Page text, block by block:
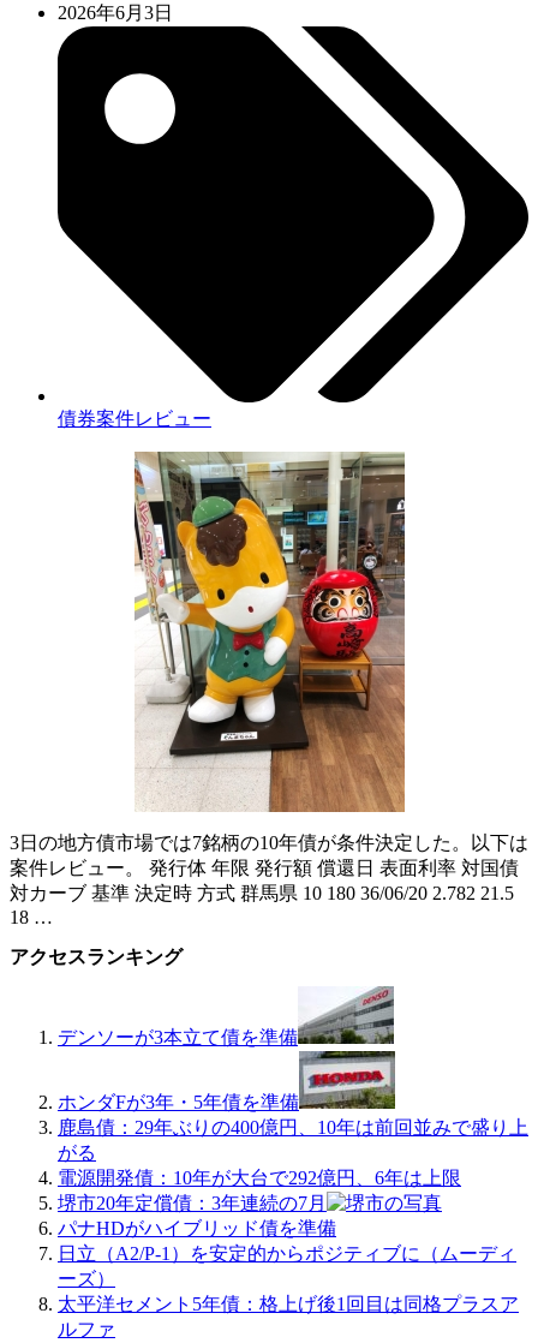
2026年6月3日
債券案件レビュー
3日の地方債市場では7銘柄の10年債が条件決定した。以下は
案件レビュー。 発行体 年限 発行額 償還日 表面利率 対国債
対カーブ 基準 決定時 方式 群馬県 10 180 36/06/20 2.782 21.5
18 …
アクセスランキング
デンソーが3本立て債を準備
ホンダFが3年・5年債を準備
鹿島債：29年ぶりの400億円、10年は前回並みで盛り上
がる
電源開発債：10年が大台で292億円、6年は上限
堺市20年定償債：3年連続の7月
パナHDがハイブリッド債を準備
日立（A2/P-1）を安定的からポジティブに（ムーディ
ーズ）
太平洋セメント5年債：格上げ後1回目は同格プラスア
ルファ